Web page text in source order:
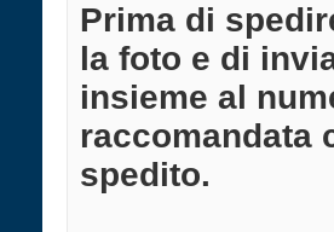
Prima di
la foto e di
insieme al
raccomandata
spedito.